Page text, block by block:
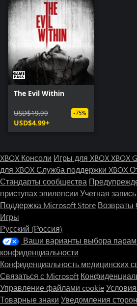
The Evil Within
USD$19.99
USD$4.99+
-75%
XBOX Консоли Игры для XBOXXBOX
для XBOXСлужба поддержки XBOX
Стандарты сообщества
приступах эпилепсии Учетная
Поддержка Microsoft Store Возвраты
Игры
Русский (Россия)
Ваши варианты выбора
конфиденциальности
Конфиденциальность медицинских
Связаться с Microsoft
Управление файлами cookie
Товарные знаки Уведомления